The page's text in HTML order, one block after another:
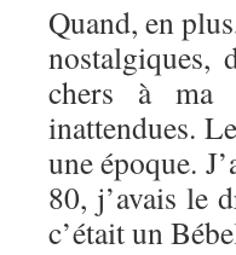
Quand, en
nostalgiques,
chers à ma
inattendues.
une époque.
80, j’avais le
c’était un